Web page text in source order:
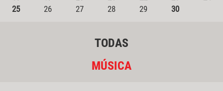
25
26 27 28 29 30
TODAS
MÚSICA